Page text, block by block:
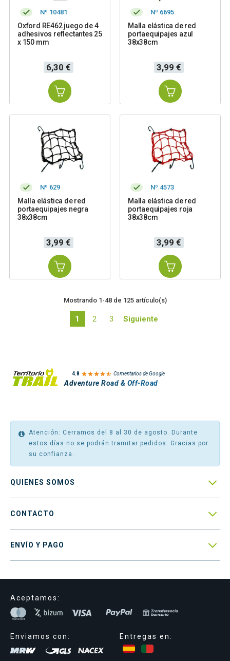
Nº 10481
Oxford RE462 juego de 4
adhesivos reflectantes 25
x 150 mm
Precio
6,30 €
Nº 6695
Malla elástica de red
portaequipajes azul
38x38cm
Precio
3,99 €
Nº 629
Malla elástica de red
portaequipajes negra
38x38cm
Precio
3,99 €
Nº 4573
Malla elástica de red
portaequipajes roja
38x38cm
Precio
3,99 €
Mostrando 1-48 de 125 artículo(s)
1 2 3 Siguiente
4.8  Comentarios de Google
Adventure Road & Off-Road
Atención: Cerramos del 8 al 30 de agosto. Durante
estos días no se podrán tramitar pedidos. Gracias por
su confianza.
QUIENES SOMOS 
CONTACTO 
ENVÍO Y PAGO 
Aceptamos:
Enviamos con: Entregas en: